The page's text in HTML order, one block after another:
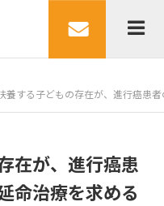
養する子どもの存在が、進行癌患
在が、進行癌患
命治療を求める